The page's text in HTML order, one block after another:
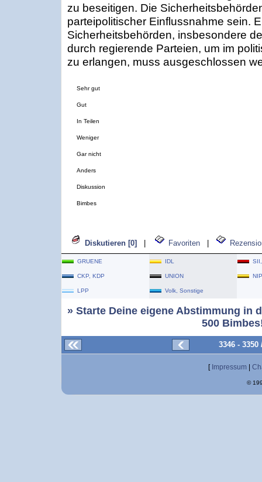
zu beseitigen. Die
parteipolitischer Einflussnahme sein.
Sicherheitsbehörden, insbesondere
durch regierende Parteien, um im
zu erlangen, muss ausgeschlossen
Sehr gut
Gut
In Teilen
Weniger
Gar nicht
Anders
Diskussion
Bimbes
Diskutieren [0] Favoriten
GRUENE IDL
CKP, KDP UNION NIP
LPP Volk, Sonstige
» Starte Deine eigene Abstimmung in
500
3346 -
[ Impressum
©